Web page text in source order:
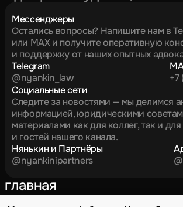
Мессенджеры
Остались вопросы? Напишите нам в
или MAX и получите оперативную
и поддержку от наших опытных
Telegram
@nyankin_law
+7
Социальные сети
Следите за новостями — мы делимся
информацией, юридическими
материалами как для коллег, так и
и гостей нашего канала.
Нянькин и Партнёры
@nyankinipartners
главная
о нас